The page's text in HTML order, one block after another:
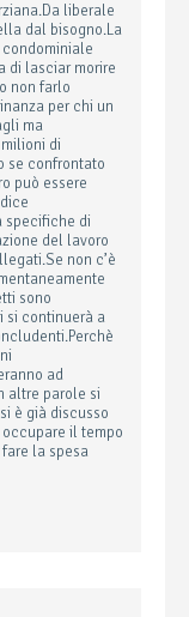
liberale
dal bisogno.La
di lasciar morire
non farlo
per chi un
ma
di
se confrontato
può essere
specifiche di
del lavoro
non c’è
sono
continuerà a
ad
altre parole si
è già discusso
il tempo
la spesa